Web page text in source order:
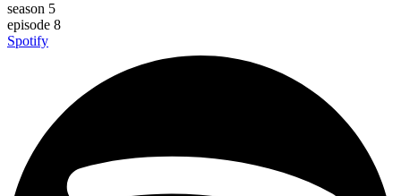
season 5
episode 8
Spotify